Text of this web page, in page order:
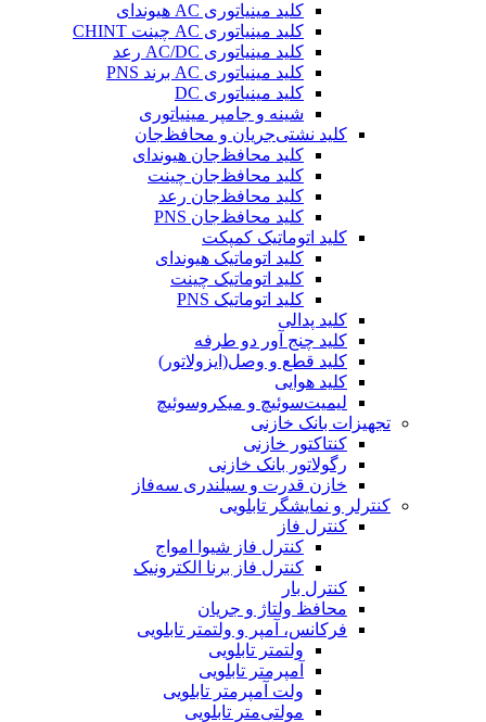
کلید مینیاتوری AC هیوندای
کلید مینیاتوری AC چینت CHINT
کلید مینیاتوری AC/DC رعد
کلید مینیاتوری AC برند PNS
کلید مینیاتوری DC
شینه و جامپر مینیاتوری
کلید نشتی‌جریان و محافظ‌جان
کلید محافظ‌جان هیوندای
کلید محافظ‌جان چینت
کلید محافظ‌جان رعد
کلید محافظ‌جان PNS
کلید اتوماتیک کمپکت
کلید اتوماتیک هیوندای
کلید اتوماتیک چینت
کلید اتوماتیک PNS
کلید پدالی
کلید چنج آور دو طرفه
کلید قطع و وصل(ایزولاتور)
کلید هوایی
لیمیت‌سوئیچ و میکروسوئیچ
تجهیزات بانک خازنی
کنتاکتور خازنی
رگولاتور بانک خازنی
خازن قدرت و سیلندری سه‌فاز
کنترلر و نمایشگر تابلویی
کنترل فاز
کنترل فاز شیوا امواج
کنترل فاز برنا الکترونیک
کنترل بار
محافظ ولتاژ و جریان
فرکانس، آمپر و ولتمتر تابلویی
ولتمتر تابلویی
آمپرمتر تابلویی
ولت آمپرمتر تابلویی
مولتی‌متر تابلویی